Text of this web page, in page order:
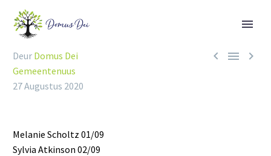
  
Deur Domus Dei
Gemeentenuus
27 Augustus 2020
Melanie Scholtz 01/09
Sylvia Atkinson 02/09